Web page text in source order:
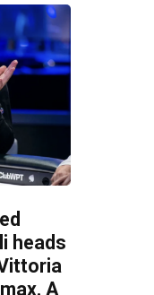
heads
A